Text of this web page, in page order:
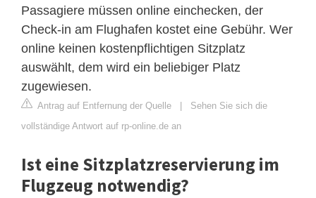
Passagiere müssen online einchecken, der
Check-in am Flughafen kostet eine Gebühr. Wer
online keinen kostenpflichtigen Sitzplatz
auswählt, dem wird ein beliebiger Platz
zugewiesen.
Antrag auf Entfernung der Quelle
Sehen Sie sich die
vollständige Antwort auf rp-online.de an
Ist eine Sitzplatzreservierung im
Flugzeug notwendig?